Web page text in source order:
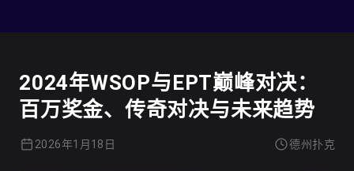
2024年WSOP与EPT巅峰对决：
百万奖金、传奇对决与未来趋势
2026年1月18日 德州扑克